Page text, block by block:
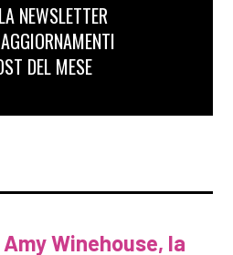
NEWSLETTER
DEL MESE
Winehouse, la